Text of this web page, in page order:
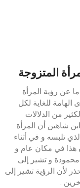
المتزوجة
عن رؤية المرأة
الهامة للغاية لكل
من الدلالات
شاهين أن المرأة
تلبسه و في أثناء
هذا في مكان عام و
محمودة و تشير إلى
لأن الرؤية تشير إلى
.